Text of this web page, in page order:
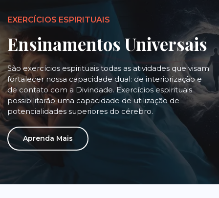
EXERCÍCIOS ESPIRITUAIS
Ensinamentos Universais
São exercícios espirituais todas as atividades que visam
fortalecer nossa capacidade dual: de interiorização e
de contato com a Divindade. Exercícios espirituais
possibilitarão uma capacidade de utilização de
potencialidades superiores do cérebro.
Aprenda Mais